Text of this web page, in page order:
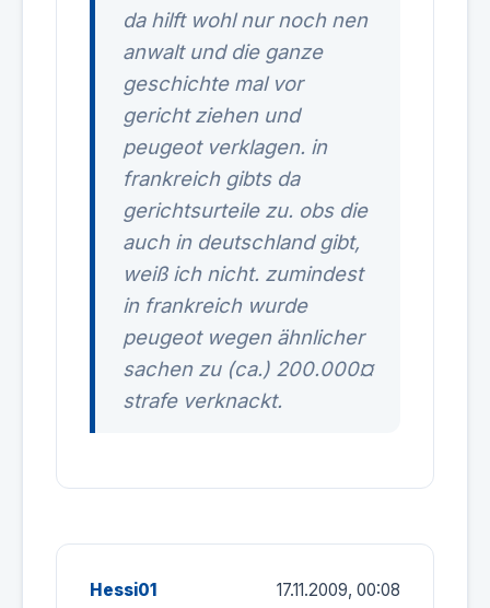
da hilft wohl nur noch nen
anwalt und die ganze
geschichte mal vor
gericht ziehen und
peugeot verklagen. in
frankreich gibts da
gerichtsurteile zu. obs die
auch in deutschland gibt,
weiß ich nicht. zumindest
in frankreich wurde
peugeot wegen ähnlicher
sachen zu (ca.) 200.000¤
strafe verknackt.
Hessi01 17.11.2009, 00:08